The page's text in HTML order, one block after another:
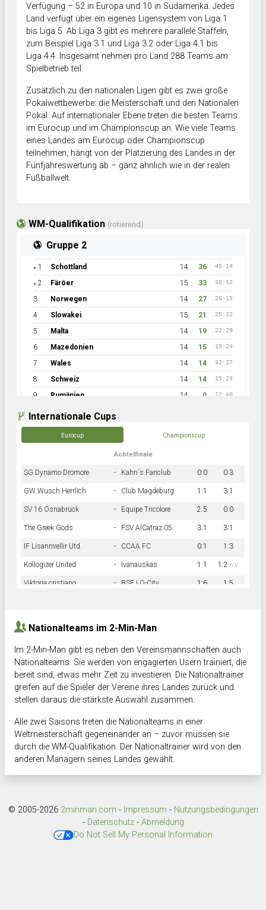
Verfügung – 52 in Europa und 10 in Südamerika. Jedes
Land verfügt über ein eigenes Ligensystem von Liga 1
bis Liga 5. Ab Liga 3 gibt es mehrere parallele Staffeln,
zum Beispiel Liga 3.1 und Liga 3.2 oder Liga 4.1 bis
Liga 4.4. Insgesamt nehmen pro Land 288 Teams am
Spielbetrieb teil.
Zusätzlich zu den nationalen Ligen gibt es zwei große
Pokalwettbewerbe: die Meisterschaft und den Nationalen
Pokal. Auf internationaler Ebene treten die besten Teams
im Eurocup und im Championscup an. Wie viele Teams
eines Landes am Eurocup oder Championscup
teilnehmen, hängt von der Platzierung des Landes in der
Fünfjahreswertung ab – ganz ähnlich wie in der realen
Fußballwelt.
WM-Qualifikation (rotierend)
Gruppe 2
● 1 Schottland 14 36 45:14
● 2 Färöer 15 33 30:12
3 Norwegen 14 27 26:15
4 Slowakei 15 21 25:22
5 Malta 14 19 22:29
6 Mazedonien 14 15 19:24
7 Wales 14 14 32:27
8 Schweiz 14 14 15:23
9 Rumänien 14 0 12:60
Internationale Cups
Eurocup Championscup
Achtelfinale
SG Dynamo Dromore - Kahn´s Fanclub 0:0 0:3
GW Wusch Herrlich - Club Magdeburg 1:1 3:1
SV 16 Osnabrück - Equipe Tricolore 2:5 0:0
The Greek Gods - FSV AlCatraz 05 3:1 3:1
IF Lisannvellir Utd. - CCAA FC 0:1 1:3
Kollogizer United - Ivanauskas 1:1 1:2 n.V.
Viktoria cristiano - BSF LO-City 1:6 1:5
Nationalteams im 2-Min-Man
Im 2-Min-Man gibt es neben den Vereinsmannschaften auch
Nationalteams. Sie werden von engagierten Usern trainiert, die
bereit sind, etwas mehr Zeit zu investieren. Die Nationaltrainer
greifen auf die Spieler der Vereine ihres Landes zurück und
stellen daraus die stärkste Auswahl zusammen.
Alle zwei Saisons treten die Nationalteams in einer
Weltmeisterschaft gegeneinander an – zuvor müssen sie
durch die WM-Qualifikation. Der Nationaltrainer wird von den
anderen Managern seines Landes gewählt.
© 2005-2026 2minman.com - Impressum - Nutzungsbedingungen
- Datenschutz- Abmeldung
Do Not Sell My Personal Information